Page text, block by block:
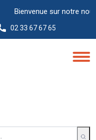
Bienvenue sur notre
02 33 67 67 65